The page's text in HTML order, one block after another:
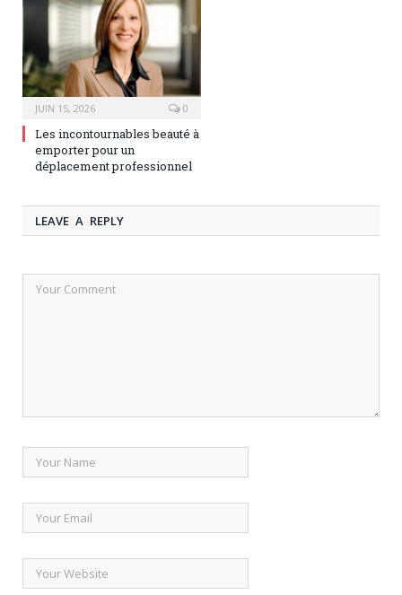
JUIN 15, 2026 0
Les incontournables beauté à
emporter pour un
déplacement professionnel
LEAVE A REPLY